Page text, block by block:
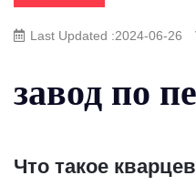
Last Updated :2024-06-26
завод по
Что такое